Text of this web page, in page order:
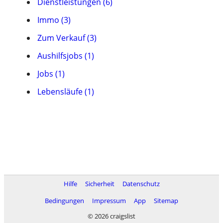
Immo (3)
Zum Verkauf (3)
Aushilfsjobs (1)
Jobs (1)
Lebensläufe (1)
Hilfe Sicherheit
Datenschutz
Bedingungen
Impressum App
Sitemap
© 2026 craigslist